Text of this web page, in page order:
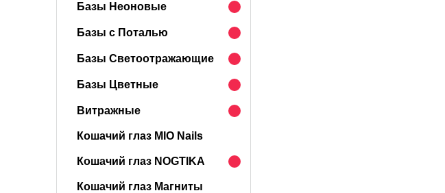
Базы Неоновые
Базы с Поталью
Базы Светоотражающие
Базы Цветные
Витражные
Кошачий глаз MIO Nails
Кошачий глаз NOGTIKA
Кошачий глаз Магниты